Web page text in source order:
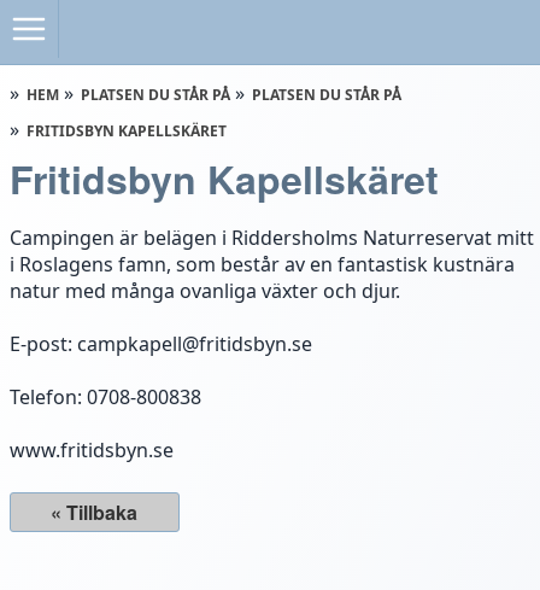
HEM PLATSEN DU STÅR PÅ
PLATSEN DU STÅR PÅ
FRITIDSBYN KAPELLSKÄRET
Fritidsbyn Kapellskäret
Campingen är belägen i Riddersholms Naturreservat mitt
i Roslagens famn, som består av en fantastisk kustnära
natur med många ovanliga växter och djur.
E-post: campkapell@fritidsbyn.se
Telefon: 0708-800838
www.fritidsbyn.se
« Tillbaka